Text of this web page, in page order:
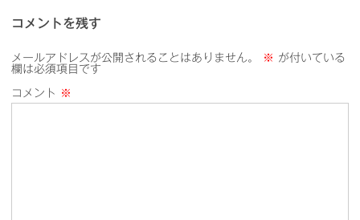
コメントを残す
メールアドレスが公開されることはありません。 ※ が付いている
欄は必須項目です
コメント ※